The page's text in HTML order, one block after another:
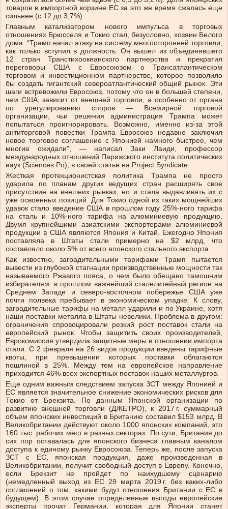
товаров в импортной корзине ЕС за это же время сжалась еще
сильнее (с 12 до 3,7%).
Главным катализатором нового импульса в торговых
отношениях Брюсселя и Токио стал, безусловно, хозяин Белого
дома. “Трамп начал атаку на систему многосторонней торговли,
как только вступил в должность. Он вышел из объединявшего
12 стран Транстихоокеанского партнерства и прекратил
переговоры США с Евросоюзом о Трансатлантическом
торговом и инвестиционном партнерстве, которое позволило
бы создать гигантский североатлантический общий рынок. Эти
шаги встревожили Евросоюз, потому что он в большей степени,
чем США, зависит от внешней торговли, а особенно от органа
по урегулированию споров — Всемирной торговой
организации, чьи решения администрация Трампа может
попытаться проигнорировать. Возможно, именно из-за этой
антиторговой повестки Трампа Евросоюз недавно заключил
новое торговое соглашение с Японией намного быстрее, чем
многие ожидали”, — написал Заки Лаиди, профессор
международных отношений Парижского института политических
наук (Sciences Po), в своей статье на Project Syndicate.
Жесткая протекционистская политика Трампа не просто
ударила по планам других ведущих стран расширять свое
присутствие на внешних рынках, но и стала выдавливать их с
уже освоенных позиций. Для Токио одной из таких мощнейших
удавок стало введение США в прошлом году 25%-ного тарифа
на сталь и 10%-ного тарифа на алюминиевую продукцию.
Двумя крупнейшими азиатскими экспортерами алюминиевой
продукции в США являются Япония и Китай. Ежегодно Япония
поставляла в Штаты стали примерно на $2 млрд, что
составляло около 5% от всего японского стального экспорта.
Как известно, заградительными тарифами Трамп пытается
вывести из глубокой стагнации производственные мощности так
называемого Ржавого пояса, о чем было обещано тамошним
избирателям: в прошлом важнейший сталелитейный регион на
Среднем Западе и северо-восточном побережье США уже
почти полвека пребывает в экономическом упадке. К слову,
заградительные тарифы на металл ударили и по Украине, хотя
наши поставки металла в Штаты невелики. Проблема в другом:
ограничения спровоцировали резкий рост поставок стали на
европейский рынок. Чтобы защитить своих производителей,
Еврокомиссия утвердила защитные меры в отношении импорта
стали. С 2 февраля на 26 видов продукции введены тарифные
квоты, при превышении которых поставки облагаются
пошлиной в 25%. Между тем на европейское направление
приходится 46% всех экспортных поставок наших металлургов.
Еще одним важным следствием запуска ЗСТ между Японией и
ЕС является значительное снижение экономических рисков для
Токио от Брекзита. По данным Японской организации по
развитию внешней торговли (ДЖЕТРО), к 2017 г. суммарный
объем японских инвестиций в Британию составил $153 млрд. В
Великобритании действуют около 1000 японских компаний, это
160 тыс. рабочих мест в разных секторах. По сути, Британия до
сих пор оставалась для японского бизнеса главным каналом
доступа к единому рынку Евросоюза. Теперь же, после запуска
ЗСТ с ЕС, японская продукция, даже произведенная в
Великобритании, получит свободный доступ в Европу. Конечно,
если Брекзит не пройдет по наихудшему сценарию
(немедленный выход из ЕС 29 марта 2019 г. без каких-либо
соглашений о том, какими будут отношения Британии с ЕС в
будущем). В этом случае определенные выгоды европейские
эксперты прочат Германии, которая для Японии станет